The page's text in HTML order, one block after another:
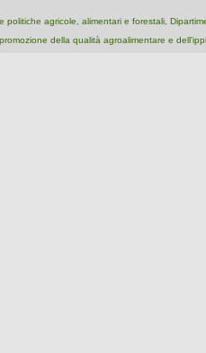
politiche agricole, alimentari e forestali,
della qualità agroalimentare e